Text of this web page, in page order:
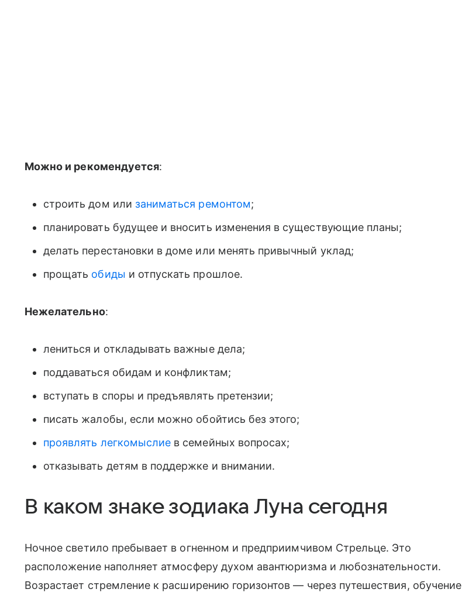
Можно и рекомендуется:
строить дом или заниматься ремонтом;
планировать будущее и вносить изменения в существующие планы;
делать перестановки в доме или менять привычный уклад;
прощать обиды и отпускать прошлое.
Нежелательно:
лениться и откладывать важные дела;
поддаваться обидам и конфликтам;
вступать в споры и предъявлять претензии;
писать жалобы, если можно обойтись без этого;
проявлять легкомыслие в семейных вопросах;
отказывать детям в поддержке и внимании.
В каком знаке зодиака Луна сегодня
Ночное светило пребывает в огненном и предприимчивом Стрельце. Это
расположение наполняет атмосферу духом авантюризма и любознательности.
Возрастает стремление к расширению горизонтов — через путешествия, обучение